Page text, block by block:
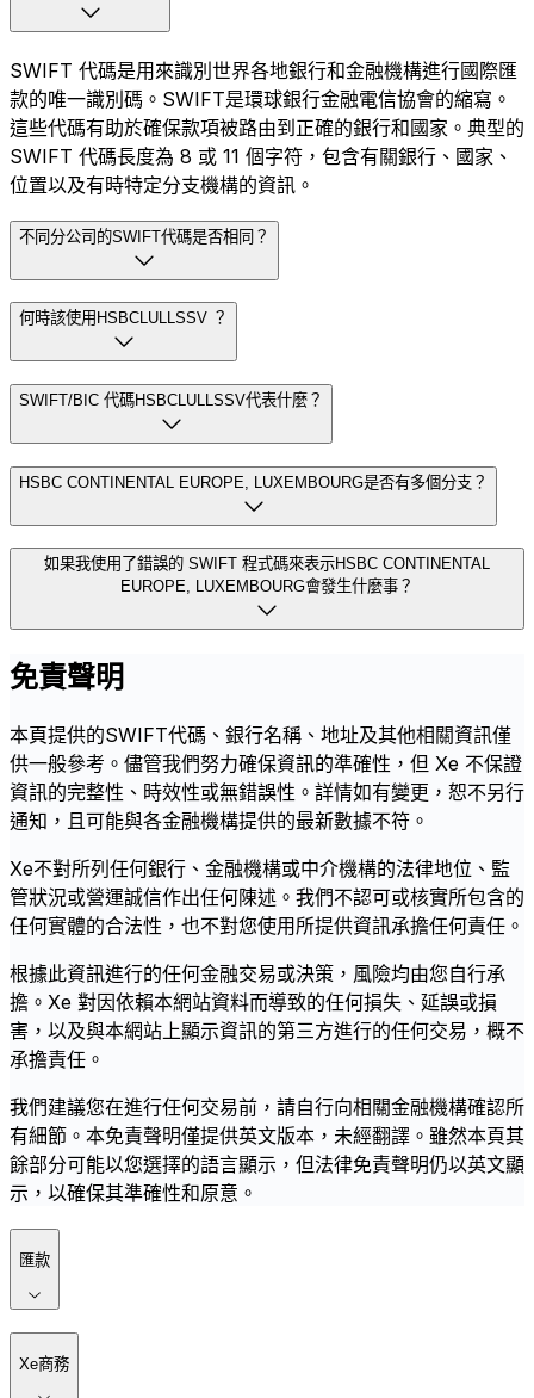
SWIFT 代碼是用來識別世界各地銀行和金融機構進行國際匯
款的唯一識別碼。SWIFT是環球銀行金融電信協會的縮寫。
這些代碼有助於確保款項被路由到正確的銀行和國家。典型的
SWIFT 代碼長度為 8 或 11 個字符，包含有關銀行、國家、
位置以及有時特定分支機構的資訊。
不同分公司的SWIFT代碼是否相同？
何時該使用HSBCLULLSSV ？
SWIFT/BIC 代碼HSBCLULLSSV代表什麼？
HSBC CONTINENTAL EUROPE, LUXEMBOURG是否有多個分支？
如果我使用了錯誤的 SWIFT 程式碼來表示HSBC CONTINENTAL
EUROPE, LUXEMBOURG會發生什麼事？
免責聲明
本頁提供的SWIFT代碼、銀行名稱、地址及其他相關資訊僅
供一般參考。儘管我們努力確保資訊的準確性，但 Xe 不保證
資訊的完整性、時效性或無錯誤性。詳情如有變更，恕不另行
通知，且可能與各金融機構提供的最新數據不符。
Xe不對所列任何銀行、金融機構或中介機構的法律地位、監
管狀況或營運誠信作出任何陳述。我們不認可或核實所包含的
任何實體的合法性，也不對您使用所提供資訊承擔任何責任。
根據此資訊進行的任何金融交易或決策，風險均由您自行承
擔。Xe 對因依賴本網站資料而導致的任何損失、延誤或損
害，以及與本網站上顯示資訊的第三方進行的任何交易，概不
承擔責任。
我們建議您在進行任何交易前，請自行向相關金融機構確認所
有細節。本免責聲明僅提供英文版本，未經翻譯。雖然本頁其
餘部分可能以您選擇的語言顯示，但法律免責聲明仍以英文顯
示，以確保其準確性和原意。
匯款
Xe商務